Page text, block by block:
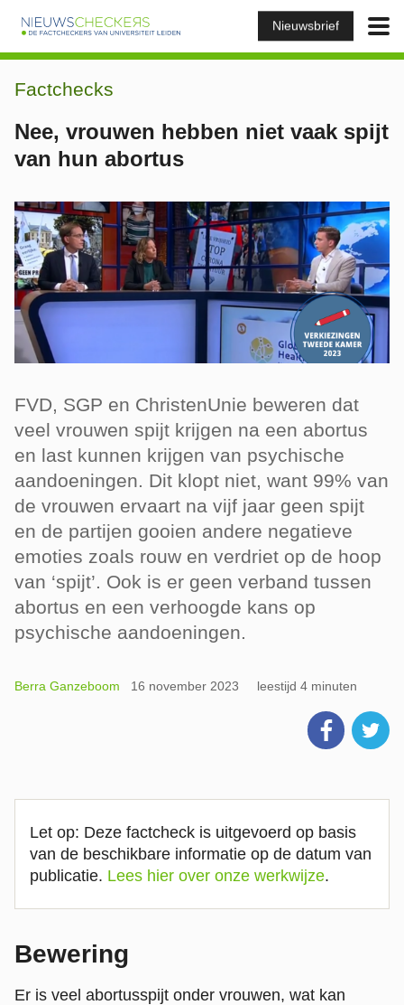
Nieuwsbrief
Factchecks
Nee, vrouwen hebben niet vaak spijt
van hun abortus
FVD, SGP en ChristenUnie beweren dat
veel vrouwen spijt krijgen na een abortus
en last kunnen krijgen van psychische
aandoeningen. Dit klopt niet, want 99% van
de vrouwen ervaart na vijf jaar geen spijt
en de partijen gooien andere negatieve
emoties zoals rouw en verdriet op de hoop
van ‘spijt’. Ook is er geen verband tussen
abortus en een verhoogde kans op
psychische aandoeningen.
Berra Ganzeboom 16 november 2023 leestijd 4 minuten
Let op: Deze factcheck is uitgevoerd op basis
van de beschikbare informatie op de datum van
publicatie. Lees hier over onze werkwijze.
Bewering
Er is veel abortusspijt onder vrouwen, wat kan